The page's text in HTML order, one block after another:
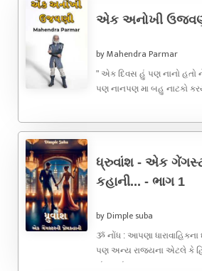
એક અનોખી
by Mahendra Parmar
" એક દિવસ હું પણ નાનો હતો
પણ નાનપણ મા બહુ નાટકો
ધ્રુવાંશ - એક
કહાની... - ભાગ 1
by Dimple suba
ૐ નોંધ : આપણા ધારાવાહિકના
પણ અન્ય રાજ્યના એટલે કે
વાંચનમાં ...